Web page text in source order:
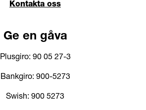
Kontakta oss
Ge en gåva
Plusgiro: 90 05 27-3
Bankgiro: 900-5273
Swish: 900 5273